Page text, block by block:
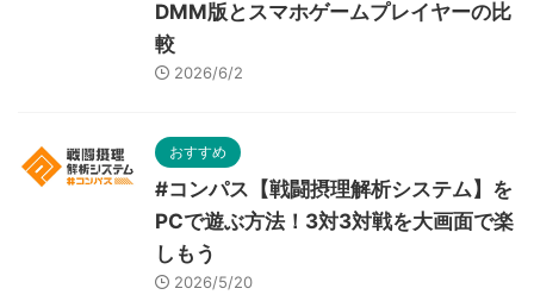
DMM版とスマホゲームプレイヤーの比
較
2026/6/2
おすすめ
#コンパス【戦闘摂理解析システム】を
PCで遊ぶ方法！3対3対戦を大画面で楽
しもう
2026/5/20